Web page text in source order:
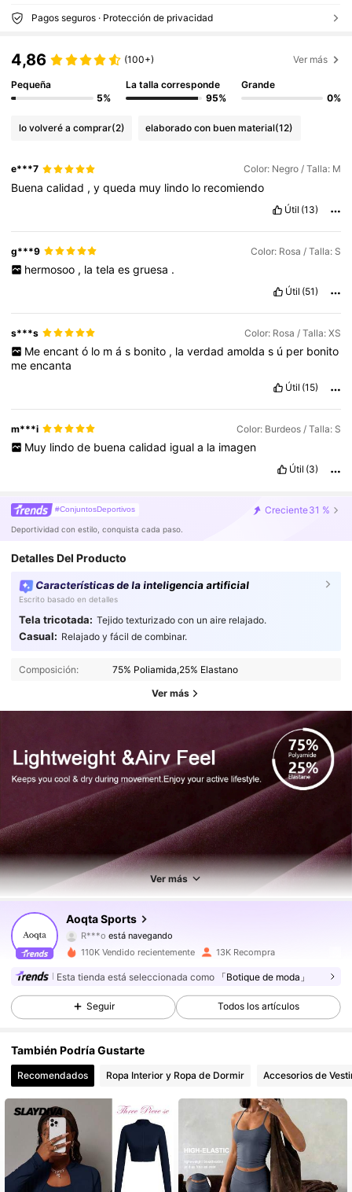
Pagos seguros · Protección de privacidad
4,86 (100+) Ver más
Pequeña
5%
La talla corresponde
95%
Grande
0%
lo volveré a comprar(2) elaborado con buen material(12)
e***7 Color: Negro / Talla: M
Buenacalidad ,yqueda muy lindo lo recomiendo
Útil (13)
g***9 Color: Rosa / Talla: S
hermosoo , la tela es gruesa .
Útil (51)
s***s Color: Rosa / Talla: XS
Me encant ó lo m á s bonito , la verdad amolda s ú per bonito
meencanta
Útil (15)
m***i Color: Burdeos / Talla: S
Muy lindo de buena calidad igual a la imagen
Útil (3)
#ConjuntosDeportivos Creciente31 %
Deportividad con estilo, conquista cada paso.
Detalles Del Producto
Características de la inteligencia artificial
Escrito basado en detalles
Tela tricotada: Tejido texturizado con un aire relajado.
Casual: Relajado y fácil de combinar.
Composición: 75% Poliamida,25% Elastano
Ver más
Ver más
Aoqta Sports
R***o está navegando
4,83 25K Seguidores
4,83
4,83 25K Seguidores
25K Seguidores
110K Vendido recientemente 13K Recompra
Esta tienda está seleccionada como 「Botique de moda」
Seguir Todos los artículos
También Podría Gustarte
Recomendados Ropa Interior y Ropa de Dormir Accesorios de